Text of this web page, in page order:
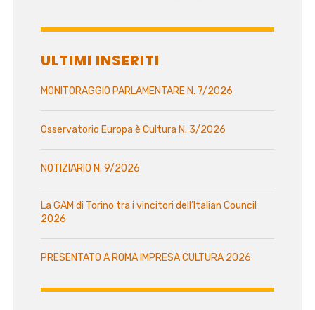
ULTIMI INSERITI
MONITORAGGIO PARLAMENTARE N. 7/2026
Osservatorio Europa è Cultura N. 3/2026
NOTIZIARIO N. 9/2026
La GAM di Torino tra i vincitori dell’Italian Council
2026
PRESENTATO A ROMA IMPRESA CULTURA 2026